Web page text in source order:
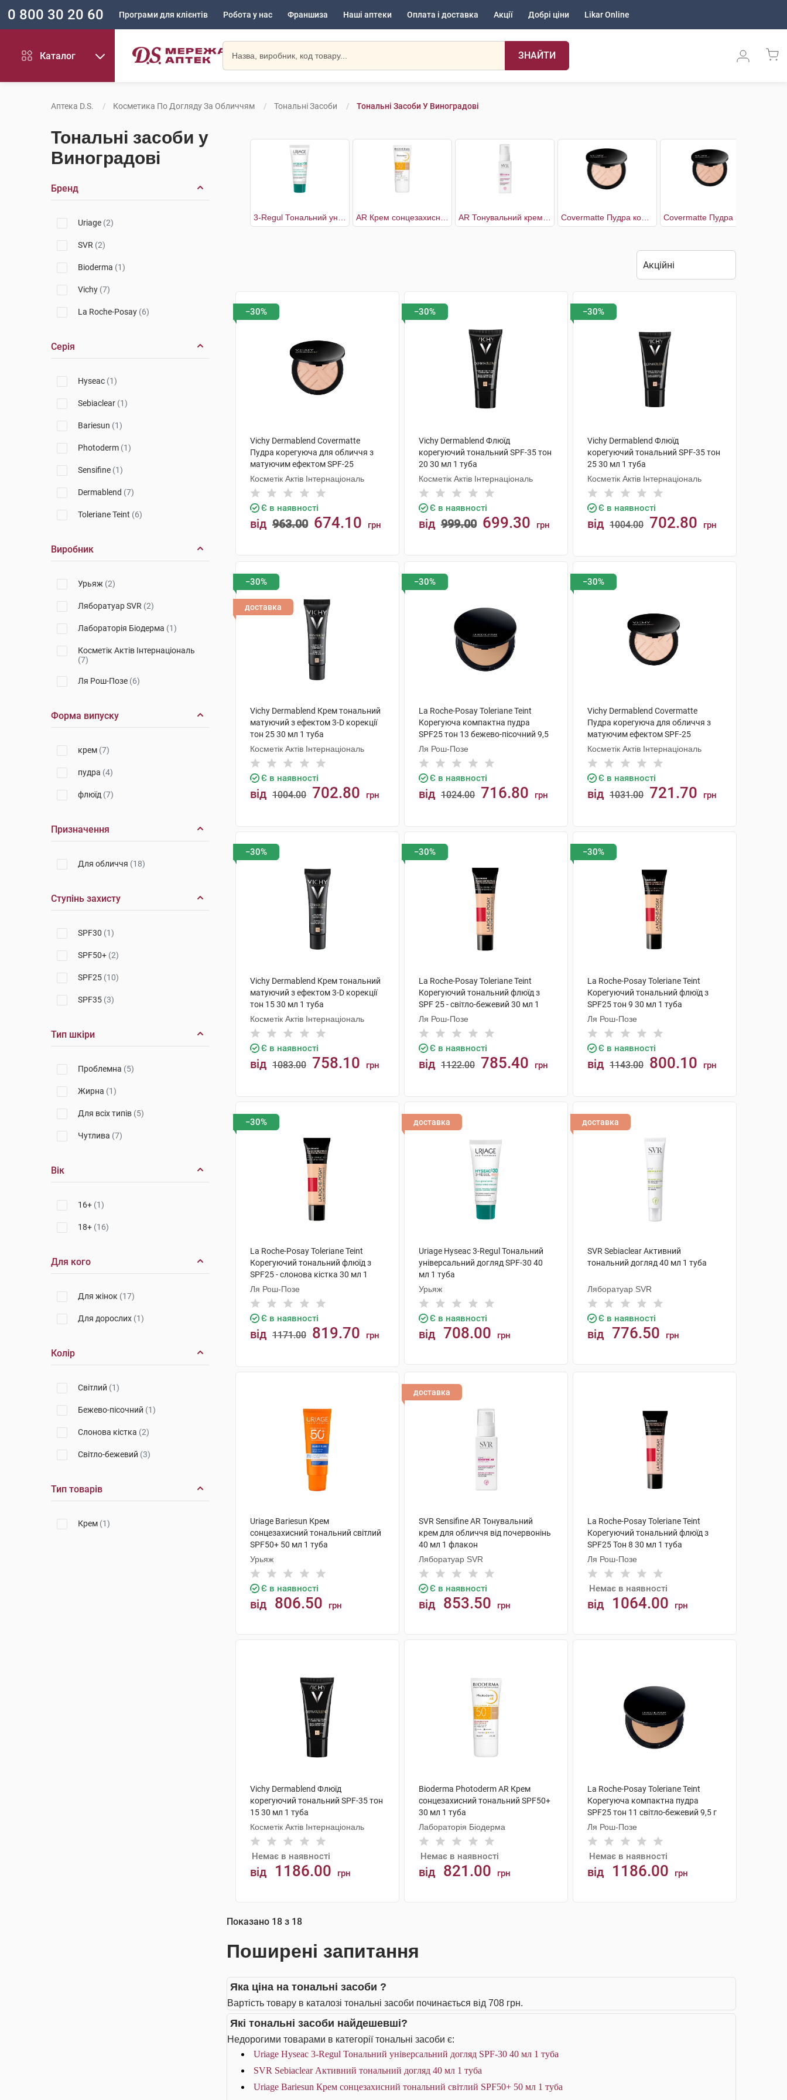
0 800 30 20 60 Програми для клієнтів Робота у нас Франшиза Наші аптеки Оплата і доставка Акції Добрі ціни Likar Online
Каталог ЗНАЙТИ
Аптека D.S. Косметика По Догляду За Обличчям Тональні Засоби Тональні Засоби У Виноградові
Тональні засоби у
Виноградові
Бренд
Uriage (2)
SVR (2)
Bioderma (1)
Vichy (7)
La Roche-Posay (6)
Серія
Hyseac (1)
Sebiaclear (1)
Bariesun (1)
Photoderm (1)
Sensifine (1)
Dermablend (7)
Toleriane Teint (6)
Виробник
Урьяж (2)
Ляборатуар SVR (2)
Лабораторія Біодерма (1)
Косметік Актів Інтернаціональ
(7)
Ля Рош-Позе (6)
Форма випуску
крем (7)
пудра (4)
флюїд (7)
Призначення
Для обличчя (18)
Ступінь захисту
SPF30 (1)
SPF50+ (2)
SPF25 (10)
SPF35 (3)
Тип шкіри
Проблемна (5)
Жирна (1)
Для всіх типів (5)
Чутлива (7)
Вік
16+ (1)
18+ (16)
Для кого
Для жінок (17)
Для дорослих (1)
Колір
Світлий (1)
Бежево-пісочний (1)
Слонова кістка (2)
Світло-бежевий (3)
Тип товарів
Крем (1)
−30%
Vichy Dermablend Covermatte
Пудра корегуюча для обличчя з
матуючим ефектом SPF-25
відтінок №25 9,5 г 1 шт
Косметік Актів Інтернаціональ
Є в наявності
від 963.00 674.10 грн
−30%
Vichy Dermablend Флюїд
корегуючий тональний SPF-35 тон
20 30 мл 1 туба
Косметік Актів Інтернаціональ
Є в наявності
від 999.00 699.30 грн
−30%
Vichy Dermablend Флюїд
корегуючий тональний SPF-35 тон
25 30 мл 1 туба
Косметік Актів Інтернаціональ
Є в наявності
від 1004.00 702.80 грн
−30%
доставка
Vichy Dermablend Крем тональний
матуючий з ефектом 3-D корекції
тон 25 30 мл 1 туба
Косметік Актів Інтернаціональ
Є в наявності
від 1004.00 702.80 грн
−30%
La Roche-Posay Toleriane Teint
Корегуюча компактна пудра
SPF25 тон 13 бежево-пісочний 9,5
г 1 шт
Ля Рош-Позе
Є в наявності
від 1024.00 716.80 грн
−30%
Vichy Dermablend Covermatte
Пудра корегуюча для обличчя з
матуючим ефектом SPF-25
відтінок №15 9,5 г 1 шт
Косметік Актів Інтернаціональ
Є в наявності
від 1031.00 721.70 грн
−30%
Vichy Dermablend Крем тональний
матуючий з ефектом 3-D корекції
тон 15 30 мл 1 туба
Косметік Актів Інтернаціональ
Є в наявності
від 1083.00 758.10 грн
−30%
La Roche-Posay Toleriane Teint
Корегуючий тональний флюїд з
SPF 25 - світло-бежевий 30 мл 1
туба
Ля Рош-Позе
Є в наявності
від 1122.00 785.40 грн
−30%
La Roche-Posay Toleriane Teint
Корегуючий тональний флюїд з
SPF25 тон 9 30 мл 1 туба
Ля Рош-Позе
Є в наявності
від 1143.00 800.10 грн
−30%
La Roche-Posay Toleriane Teint
Корегуючий тональний флюїд з
SPF25 - слонова кістка 30 мл 1
туба
Ля Рош-Позе
Є в наявності
від 1171.00 819.70 грн
доставка
Uriage Hyseac 3-Regul Тональний
універсальний догляд SPF-30 40
мл 1 туба
Урьяж
Є в наявності
від 708.00 грн
доставка
SVR Sebiaclear Активний
тональний догляд 40 мл 1 туба
Ляборатуар SVR
Є в наявності
від 776.50 грн
Uriage Bariesun Крем
сонцезахисний тональний світлий
SPF50+ 50 мл 1 туба
Урьяж
Є в наявності
від 806.50 грн
доставка
SVR Sensifine AR Тонувальний
крем для обличчя від почервонінь
40 мл 1 флакон
Ляборатуар SVR
Є в наявності
від 853.50 грн
La Roche-Posay Toleriane Teint
Корегуючий тональний флюїд з
SPF25 Тон 8 30 мл 1 туба
Ля Рош-Позе
Немає в наявності
від 1064.00 грн
Vichy Dermablend Флюїд
корегуючий тональний SPF-35 тон
15 30 мл 1 туба
Косметік Актів Інтернаціональ
Немає в наявності
від 1186.00 грн
АНАЛОГИ
Bioderma Photoderm AR Крем
сонцезахисний тональний SPF50+
30 мл 1 туба
Лабораторія Біодерма
Немає в наявності
від 821.00 грн
La Roche-Posay Toleriane Teint
Корегуюча компактна пудра
SPF25 тон 11 світло-бежевий 9,5 г
1 шт
Ля Рош-Позе
Немає в наявності
від 1186.00 грн
Показано 18 з 18
Поширені запитання
Яка ціна на тональні засоби ?
Вартість товару в каталозі тональні засоби починається від 708 грн.
Які тональні засоби найдешевші?
Недорогими товарами в категорії тональні засоби є:
Uriage Hyseac 3-Regul Тональний універсальний догляд SPF-30 40 мл 1 туба
SVR Sebiaclear Активний тональний догляд 40 мл 1 туба
Uriage Bariesun Крем сонцезахисний тональний світлий SPF50+ 50 мл 1 туба